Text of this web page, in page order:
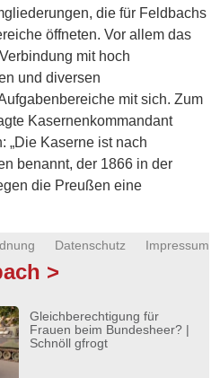
die für Feldbachs
öffneten. Vor allem das
mit hoch
und diversen
mit sich. Zum
Kasernenkommandant
„Die Kaserne ist nach
benannt, der 1866 in der
die Preußen eine
Impressum
Datenschutz
>
Gleichberechtigung für
Frauen beim Bundesheer? |
Schnöll gfrogt